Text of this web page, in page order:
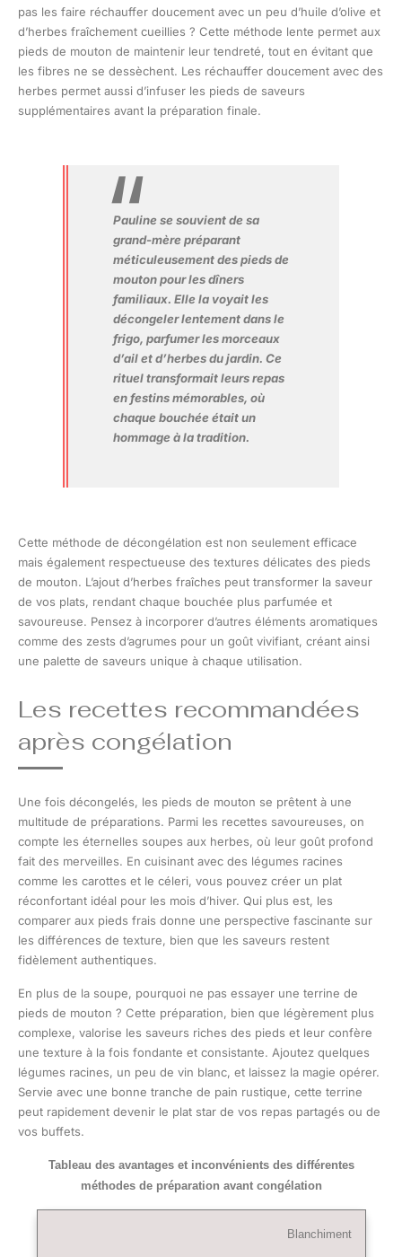
pas les faire réchauffer doucement avec un peu d’huile d’olive et
d’herbes fraîchement cueillies ? Cette méthode lente permet aux
pieds de mouton de maintenir leur tendreté, tout en évitant que
les fibres ne se dessèchent. Les réchauffer doucement avec des
herbes permet aussi d’infuser les pieds de saveurs
supplémentaires avant la préparation finale.
Pauline se souvient de sa
grand-mère préparant
méticuleusement des pieds de
mouton pour les dîners
familiaux. Elle la voyait les
décongeler lentement dans le
frigo, parfumer les morceaux
d’ail et d’herbes du jardin. Ce
rituel transformait leurs repas
en festins mémorables, où
chaque bouchée était un
hommage à la tradition.
Cette méthode de décongélation est non seulement efficace
mais également respectueuse des textures délicates des pieds
de mouton. L’ajout d’herbes fraîches peut transformer la saveur
de vos plats, rendant chaque bouchée plus parfumée et
savoureuse. Pensez à incorporer d’autres éléments aromatiques
comme des zests d’agrumes pour un goût vivifiant, créant ainsi
une palette de saveurs unique à chaque utilisation.
Les recettes recommandées
après congélation
Une fois décongelés, les pieds de mouton se prêtent à une
multitude de préparations. Parmi les recettes savoureuses, on
compte les éternelles soupes aux herbes, où leur goût profond
fait des merveilles. En cuisinant avec des légumes racines
comme les carottes et le céleri, vous pouvez créer un plat
réconfortant idéal pour les mois d’hiver. Qui plus est, les
comparer aux pieds frais donne une perspective fascinante sur
les différences de texture, bien que les saveurs restent
fidèlement authentiques.
En plus de la soupe, pourquoi ne pas essayer une terrine de
pieds de mouton ? Cette préparation, bien que légèrement plus
complexe, valorise les saveurs riches des pieds et leur confère
une texture à la fois fondante et consistante. Ajoutez quelques
légumes racines, un peu de vin blanc, et laissez la magie opérer.
Servie avec une bonne tranche de pain rustique, cette terrine
peut rapidement devenir le plat star de vos repas partagés ou de
vos buffets.
Tableau des avantages et inconvénients des différentes
méthodes de préparation avant congélation
Blanchiment